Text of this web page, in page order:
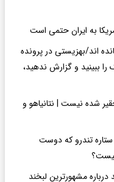
به ایران حتمی است
اند/بهزیستی در پرونده
ببینید و گزارش ندهید،
شده نیست | نتانیاهو و
ستاره تندرو که دوست
درباره مشهورترین لبخند